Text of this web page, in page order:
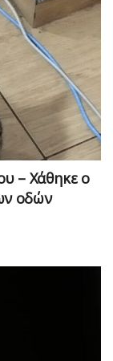
– Χάθηκε ο
οδών